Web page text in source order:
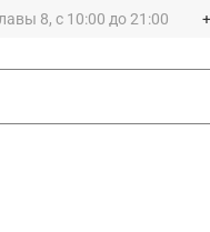
8, с 10:00 до 21:00